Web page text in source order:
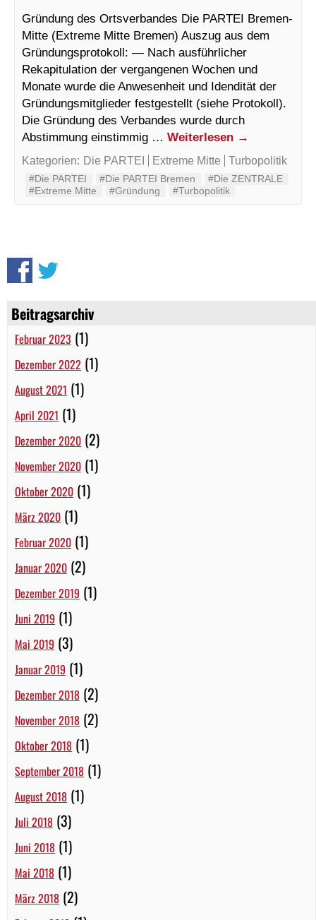
Beitragsarchiv
Februar 2023 (1)
Dezember 2022 (1)
August 2021 (1)
April 2021 (1)
Dezember 2020 (2)
November 2020 (1)
Oktober 2020 (1)
März 2020 (1)
Februar 2020 (1)
Januar 2020 (2)
Dezember 2019 (1)
Juni 2019 (1)
Mai 2019 (3)
Januar 2019 (1)
Dezember 2018 (2)
November 2018 (2)
Oktober 2018 (1)
September 2018 (1)
August 2018 (1)
Juli 2018 (3)
Juni 2018 (1)
Mai 2018 (1)
März 2018 (2)
Gründung des Ortsverbandes Die PARTEI Bremen-
Mitte (Extreme Mitte Bremen) Auszug aus dem
Gründungsprotokoll: — Nach ausführlicher
Rekapitulation der vergangenen Wochen und
Monate wurde die Anwesenheit und Idendität der
Gründungsmitglieder festgestellt (siehe Protokoll).
Die Gründung des Verbandes wurde durch
Abstimmung einstimmig … Weiterlesen →
Kategorien: Die PARTEI Extreme Mitte Turbopolitik
#Die PARTEI #Die PARTEI Bremen
#Die ZENTRALE
#Extreme Mitte
#Gründung #Turbopolitik